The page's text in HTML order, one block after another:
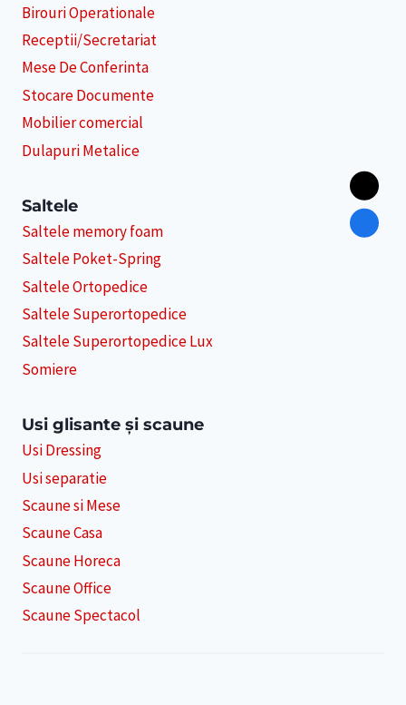
Birouri Operationale
Receptii/Secretariat
Mese De Conferinta
Stocare Documente
Mobilier comercial
Dulapuri Metalice
Saltele
Saltele memory foam
Saltele Poket-Spring
Saltele Ortopedice
Saltele Superortopedice
Saltele Superortopedice Lux
Somiere
Usi glisante și scaune
Usi Dressing
Usi separatie
Scaune si Mese
Scaune Casa
Scaune Horeca
Scaune Office
Scaune Spectacol